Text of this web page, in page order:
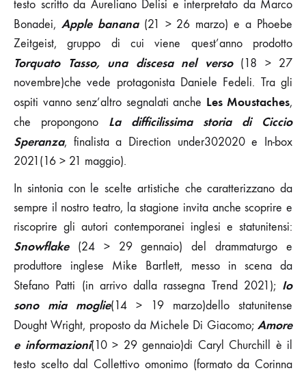
testo scritto da Aureliano Delisi e interpretato da Marco
Bonadei, Apple banana(21 > 26 marzo) e a Phoebe
Zeitgeist, gruppo di cui viene quest’anno prodotto
Torquato Tasso, una discesa nel verso (18 > 27
novembre)che vede protagonista Daniele Fedeli. Tra gli
ospiti vanno senz’altro segnalati anche Les Moustaches,
che propongono La difficilissima storia di Ciccio
Speranza, finalista a Direction under302020 e In-box
2021(16 > 21 maggio).
In sintonia con le scelte artistiche che caratterizzano da
sempre il nostro teatro, la stagione invita anche scoprire e
riscoprire gli autori contemporanei inglesi e statunitensi:
Snowflake(24 > 29 gennaio) del drammaturgo e
produttore inglese Mike Bartlett, messo in scena da
Stefano Patti (in arrivo dalla rassegna Trend 2021); Io
sono mia moglie(14 > 19 marzo)dello statunitense
Dought Wright, proposto da Michele Di Giacomo; Amore
e informazioni(10 > 29 gennaio)di Caryl Churchill è il
testo scelto dal Collettivo omonimo (formato da Corinna